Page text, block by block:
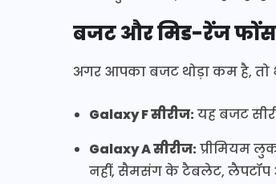
बजट और मिड-रेंज
अगर आपका बजट थोड़ा कम है,
Galaxy F सीरीज:यह बजट
Galaxy A सीरीज:प्रीमियम
नहीं, सैमसंग के टैबलेट, लैपटॉप